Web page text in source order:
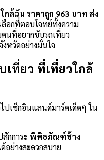
กล้ฉัน ราคาถูก 963 บาท ส่ง
ลือกที่ตอบโจทย์ทั้งความ
นที่อยากขับรถเที่ยว
หวัดอย่างมั่นใจ
เที่ยว ที่เที่ยวใกล้
ไปเช็กอินแลนด์มาร์คเด็ดๆ ใน
กการะ พิพิธภัณฑ์ช้าง
ด้อย่างสะดวกสบาย